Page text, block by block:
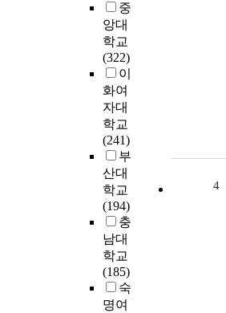
중
앙대
학교
(322)
이
화여
자대
학교
(241)
부
산대
학교
(194)
충
남대
학교
(185)
숙
명여
4